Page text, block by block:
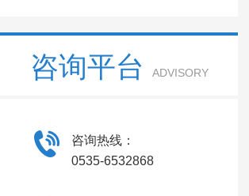
咨询平台 ADVISORY
咨询热线：
0535-6532868